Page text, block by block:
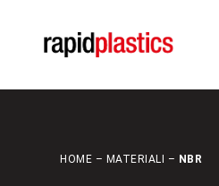
HOME – MATERIALI – NBR